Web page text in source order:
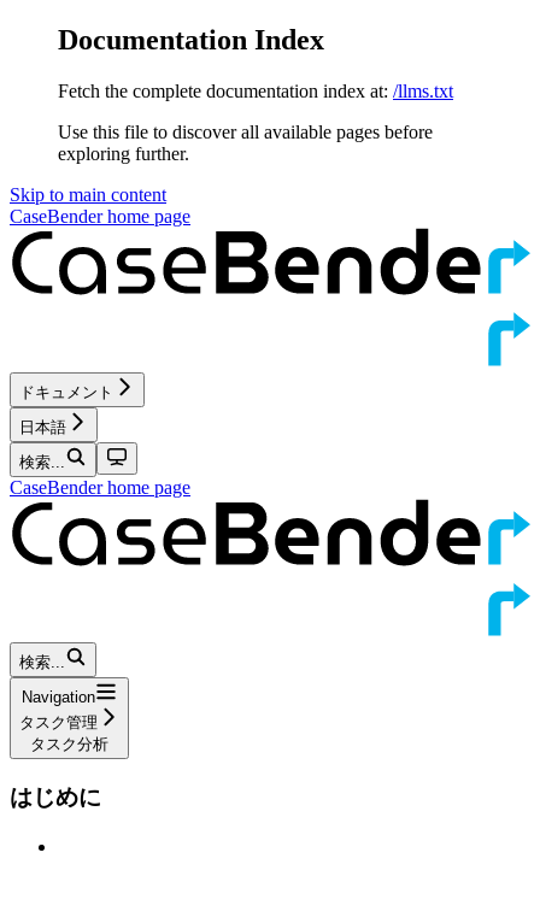
Documentation Index
Fetch the complete documentation index at: /llms.txt
Use this file to discover all available pages before
exploring further.
Skip to main content
CaseBenderhome page
ドキュメント
日本語
検索...
CaseBenderhome page
検索...
Navigation
タスク管理
タスク分析
はじめに